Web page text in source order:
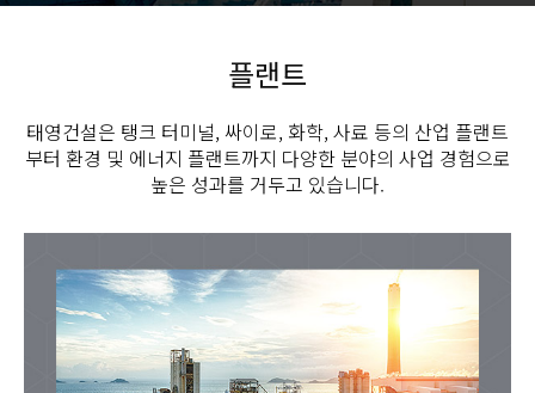
플랜트
태영건설은 탱크 터미널, 싸이로, 화학, 사료 등의 산업 플랜트
부터 환경 및 에너지 플랜트까지 다양한 분야의 사업 경험으로
높은 성과를 거두고 있습니다.